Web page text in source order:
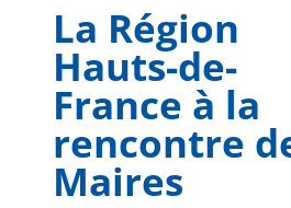
La Région
Hauts-de-
France à la
rencontre
Maires